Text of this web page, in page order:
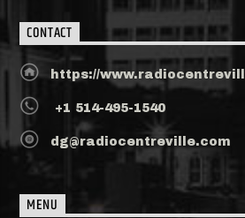
CONTACT
https://
+1 514-495-1540
dg@radiocentreville.com
MENU